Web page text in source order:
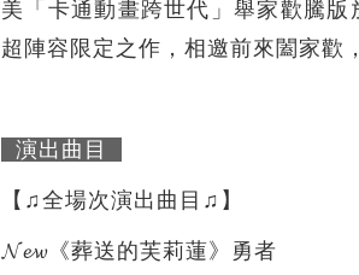
美「卡通動畫跨世代」舉家歡騰版
超陣容限定之作，相邀前來闔家歡
演出曲目
【♫全場次演出曲目♫】
𝓝𝓮𝔀《葬送的芙莉蓮》勇者